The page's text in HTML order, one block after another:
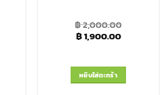
฿ 2,000.00.
price is: ฿ 1,900.00.
฿2,000.00
Original price was: ฿
฿1,900.00Current
หยิบใส่ตะกร้า